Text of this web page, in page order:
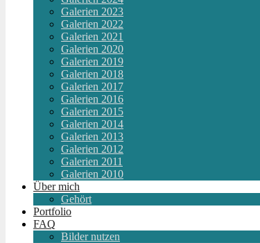
Galerien 2023
Galerien 2022
Galerien 2021
Galerien 2020
Galerien 2019
Galerien 2018
Galerien 2017
Galerien 2016
Galerien 2015
Galerien 2014
Galerien 2013
Galerien 2012
Galerien 2011
Galerien 2010
Über mich
Gehört
Portfolio
FAQ
Bilder nutzen